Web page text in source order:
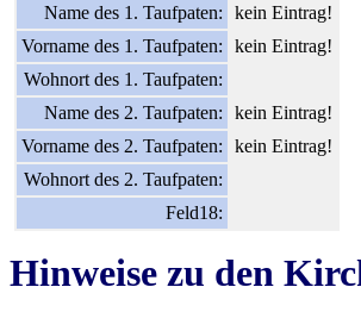
Name des 1. Taufpaten:
kein Eintrag!
Vorname des 1. Taufpaten:
kein Eintrag!
Wohnort des 1. Taufpaten:
Name des 2. Taufpaten:
kein Eintrag!
Vorname des 2. Taufpaten:
kein Eintrag!
Wohnort des 2. Taufpaten:
Feld18:
Hinweise zu den